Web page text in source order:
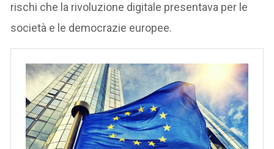
rischi che la rivoluzione digitale presentava per le
società e le democrazie europee.